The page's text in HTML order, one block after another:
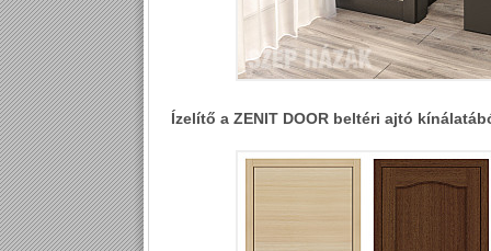
Ízelítő a ZENIT DOOR beltéri ajtó